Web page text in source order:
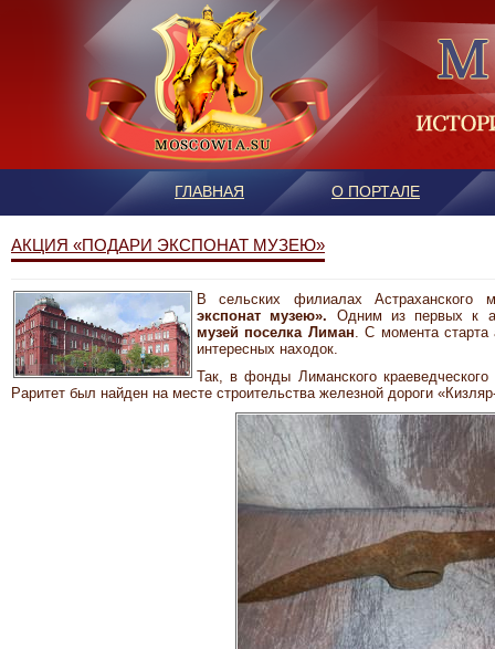
ГЛАВНАЯ О ПОРТАЛЕ
АКЦИЯ «ПОДАРИ ЭКСПОНАТ МУЗЕЮ»
В сельских филиалах Астраханского
экспонат музею». Одним из первых к
музей поселка Лиман. С момента старта
интересных находок.
Так, в фонды Лиманского
Раритет был найден на месте строительства железной дороги